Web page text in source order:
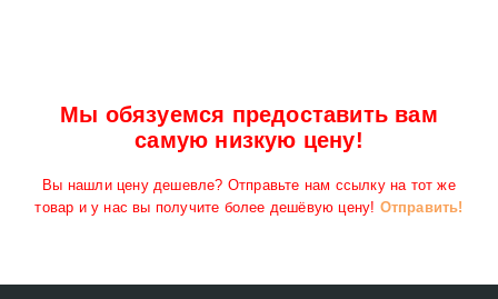
Мы обязуемся предоставить вам
самую низкую цену!
Вы нашли цену дешевле? Отправьте нам ссылку на тот же
товар и у нас вы получите более дешёвую цену! Отправить!